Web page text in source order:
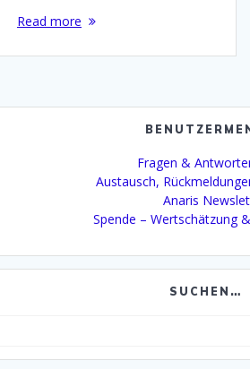
Read more
Fragen &
Austausch,
Anaris
Spende – Wertschätzung
SUCHEN…